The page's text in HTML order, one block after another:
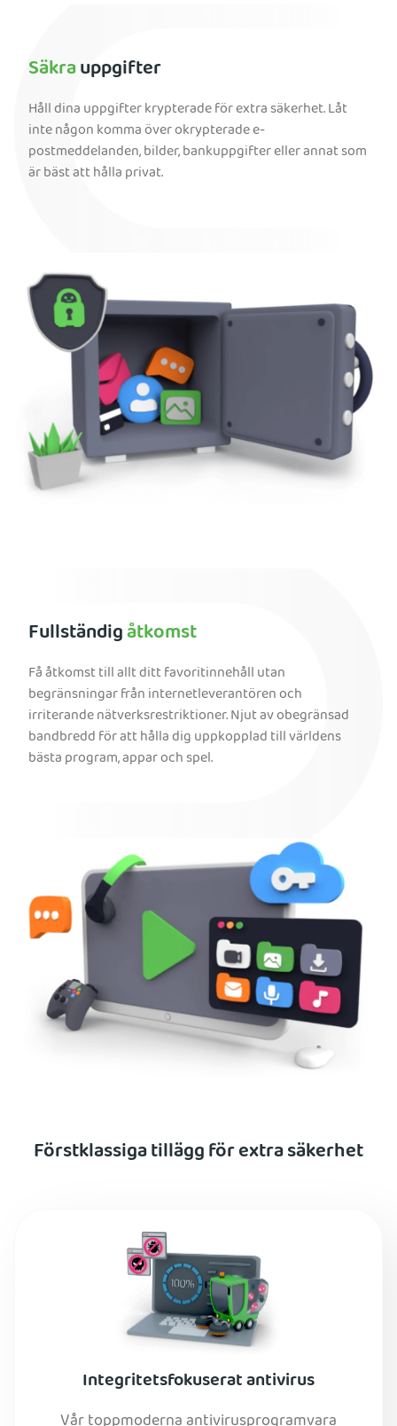
Säkrauppgifter
Håll dina uppgifter krypterade för extra säkerhet. Låt
inte någon komma över okrypterade e-
postmeddelanden, bilder, bankuppgifter eller annat som
är bäst att hålla privat.
Fullständigåtkomst
Få åtkomst till allt ditt favoritinnehåll utan
begränsningar från internetleverantören och
irriterande nätverksrestriktioner. Njut av obegränsad
bandbredd för att hålla dig uppkopplad till världens
bästa program, appar och spel.
Förstklassiga tillägg för extra säkerhet
Integritetsfokuserat antivirus